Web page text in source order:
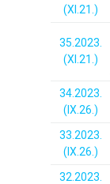
(XI.21.)
35.2023.
(XI.21.)
34.2023.
(IX.26.)
33.2023.
(IX.26.)
32.2023.